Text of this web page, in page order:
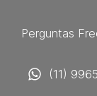
Perguntas
(11)